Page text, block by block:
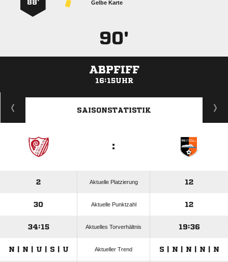
Gelbe Karte
88’
90'
ABPFIFF
16:15UHR
ANZEIGE
SAISONSTATISTIK
:
2 Aktuelle Platzierung 12
30 Aktuelle Punktzahl 12
34:15 Aktuelles Torverhältnis 19:36
N | N | U | S | U Aktueller Trend S | N | N | N | N